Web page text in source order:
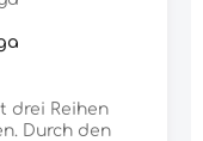
drei Reihen
Durch den